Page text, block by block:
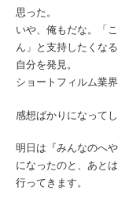
思った。
いや、俺もだな。「
ん」と支持したくな
自分を発見。
ショートフィルム業
感想ばかりになってし
明日は『みんなのへ
になったのと、あと
行ってきます。